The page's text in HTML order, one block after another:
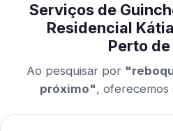
Serviços de
Residencial
Perto
Ao pesquisar por
próximo",